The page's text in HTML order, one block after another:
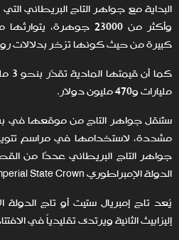
وأكثر من 23000 جوهرة،
كبيرة من حيث كونها تزخر بدلالات
مليارات و470 مليون دولار.
ستُنقل جواهر التاج من موقعها في
مشددة، لاستخدامها في مراسم
جواهر التاج البريطاني عددًا من
الدولة الإمبراطوري The Imperial State Crown.
يُعد تاج إمبريال ستيت أو تاج
إليزابيث الثانية ويرتدى تقليدياً في